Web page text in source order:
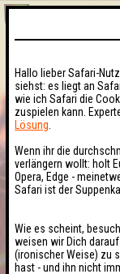
Hallo lieber Safari-
siehst: es liegt an
wie ich Safari die
zuspielen kann.
Lösung
Wenn ihr die
verlängern wollt: holt
Opera, Edge -
Safari ist der
Wie es scheint,
weisen wir Dich
(ironischer Weise) zu
hast - und ihn nicht